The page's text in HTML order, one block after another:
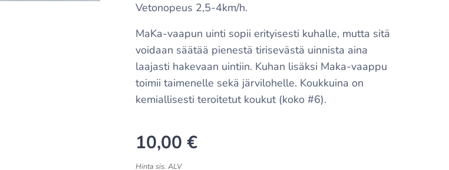
Vetonopeus 2,5-4km/h.
MaKa-vaapun uinti sopii erityisesti kuhalle, mutta sitä
voidaan säätää pienestä tirisevästä uinnista aina
laajasti hakevaan uintiin. Kuhan lisäksi Maka-vaappu
toimii taimenelle sekä järvilohelle. Koukkuina on
kemiallisesti teroitetut koukut (koko #6).
10,00 €
Hinta sis. ALV